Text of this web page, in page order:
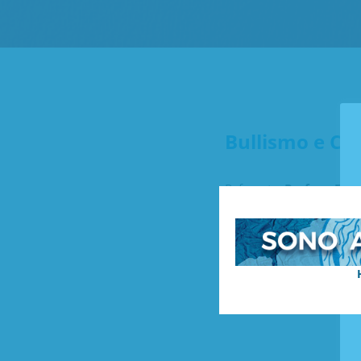
Bullismo e
Referente:Prof.ssa
Testo integrale
Linee guida
Bullismo e